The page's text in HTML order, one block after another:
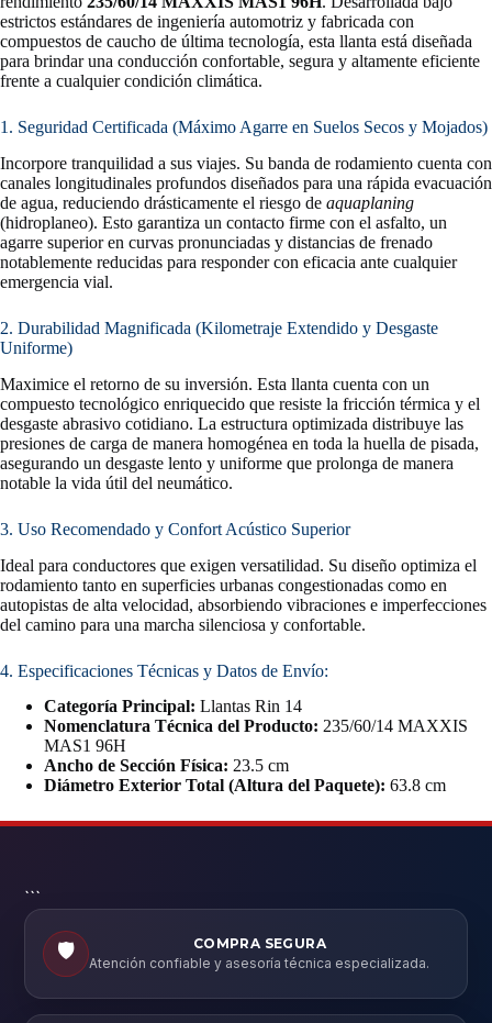
estrictos estándares de ingeniería automotriz y fabricada con
compuestos de caucho de última tecnología, esta llanta está diseñada
para brindar una conducción confortable, segura y altamente eficiente
frente a cualquier condición climática.
1. Seguridad Certificada (Máximo Agarre en Suelos Secos y Mojados)
Incorpore tranquilidad a sus viajes. Su banda de rodamiento cuenta con
canales longitudinales profundos diseñados para una rápida evacuación
de agua, reduciendo drásticamente el riesgo de aquaplaning
(hidroplaneo). Esto garantiza un contacto firme con el asfalto, un
agarre superior en curvas pronunciadas y distancias de frenado
notablemente reducidas para responder con eficacia ante cualquier
emergencia vial.
2. Durabilidad Magnificada (Kilometraje Extendido y Desgaste
Uniforme)
Maximice el retorno de su inversión. Esta llanta cuenta con un
compuesto tecnológico enriquecido que resiste la fricción térmica y el
desgaste abrasivo cotidiano. La estructura optimizada distribuye las
presiones de carga de manera homogénea en toda la huella de pisada,
asegurando un desgaste lento y uniforme que prolonga de manera
notable la vida útil del neumático.
3. Uso Recomendado y Confort Acústico Superior
Ideal para conductores que exigen versatilidad. Su diseño optimiza el
rodamiento tanto en superficies urbanas congestionadas como en
autopistas de alta velocidad, absorbiendo vibraciones e imperfecciones
del camino para una marcha silenciosa y confortable.
4. Especificaciones Técnicas y Datos de Envío:
Categoría Principal: Llantas Rin 14
Nomenclatura Técnica del Producto: 235/60/14 MAXXIS
MAS1 96H
Ancho de Sección Física: 23.5 cm
Diámetro Exterior Total (Altura del Paquete): 63.8 cm
```
🛡️
COMPRA SEGURA
Atención confiable y asesoría técnica especializada.